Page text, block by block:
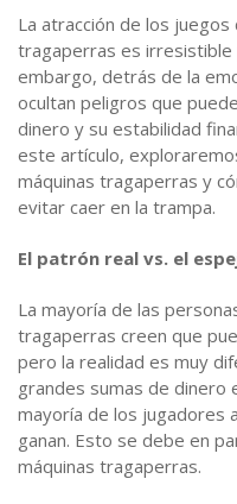
Η Εταιρεία
Επικοινωνία
La atracción de los juegos
tragaperras es irresistible
embargo, detrás de la
ocultan peligros que
dinero y su estabilidad
este artículo,
máquinas tragaperras y
evitar caer en la trampa.
El patrón real vs. el
La mayoría de las
tragaperras creen que
pero la realidad es muy
grandes sumas de dinero
mayoría de los jugadores
ganan. Esto se debe en
máquinas tragaperras.